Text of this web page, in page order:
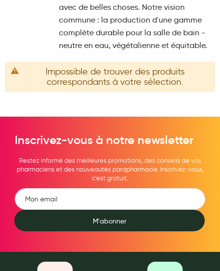
Dentifrices et bains de bouche
Préservatifs - Gels lubrifiants
Parfums et bougies d'ambiance
Beauté au naturel
Huiles
Mon bébé
avec de belles choses. Notre vision
commune : la production d'une gamme
complète durable pour la salle de bain -
neutre en eau, végétalienne et équitable.
Impossible de trouver des produits
correspondants à votre sélection.
Inscrivez-vous à notre newsletter
Restez informé des meilleures promotions, des conseils de vos
pharmaciens et des nouveautés parapharmacie. Inscrivez-vous,
c'est gratuit.
M'abonner